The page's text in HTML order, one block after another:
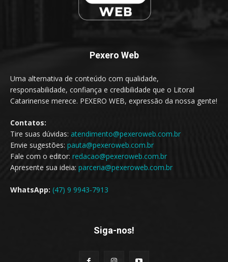
Pexero Web
Uma alternativa de conteúdo com qualidade,
responsabilidade, confiança e credibilidade que o Litoral
Catarinense merece. PEXERO WEB, expressão da nossa gente!
Contatos:
Tire suas dúvidas: atendimento@pexeroweb.com.br
Envie sugestões: pauta@pexeroweb.com.br
Fale com o editor: redacao@pexeroweb.com.br
Apresente sua ideia: parceria@pexeroweb.com.br
WhatsApp: (47) 9 9943-7913
Siga-nos!